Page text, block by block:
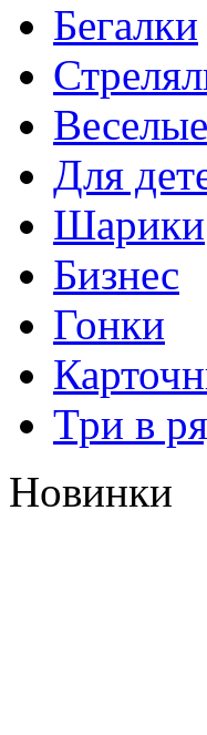
Бегалки
Веселые
Для
Шарики
Бизнес
Гонки
Три в
Новинки